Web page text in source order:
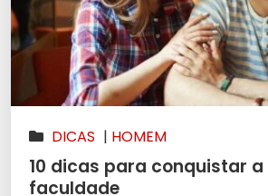
DICAS | HOMEM
10 dicas para conquistar
faculdade